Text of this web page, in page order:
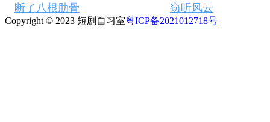
断了八根肋骨
窃听风云
Copyright © 2023 短剧自习室粤ICP备2021012718号